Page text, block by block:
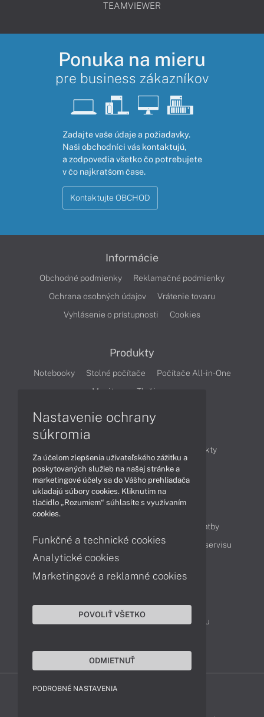
TEAMVIEWER
Ponuka na mieru
pre business zákazníkov
Zadajte vaše údaje a požiadavky.
Naši obchodníci vás kontaktujú,
a zodpovedia všetko čo potrebujete
v čo najkratšom čase.
Kontaktujte OBCHOD
Informácie
Obchodné podmienky
Reklamačné podmienky
Ochrana osobných údajov
Vrátenie tovaru
Vyhlásenie o prístupnosti
Cookies
Produkty
Notebooky Stolné počítače
Počítače All-in-One
Monitory
Tlačiarne
Produkty
Technológie
Videá
Obsah
Možnosti doručenia a platby
Podpora a servis
Servisné služby Cenník servisu
Kontakty
043 4224 771
Obchodné oddelenie
Reklamácia tovaru
Nastavenie ochrany
súkromia
Za účelom zlepšenia užívateľského zážitku a
poskytovaných služieb na našej stránke a
marketingové účely sa do Vášho prehliadača
ukladajú súbory cookies. Kliknutím na
tlačidlo „Rozumiem“ súhlasíte s využívaním
cookies.
Funkčné a technické cookies
Analytické cookies
Marketingové a reklamné cookies
POVOLIŤ VŠETKO
ODMIETNUŤ
PODROBNÉ NASTAVENIA